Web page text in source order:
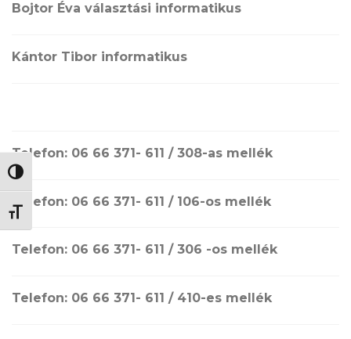
NAGY KONTRASZT VÁLTÁSA
BETŰMÉRET VÁLTÁSA
Bojtor Éva választási informatikus
Kántor Tibor informatikus
Telefon: 06 66 371- 611 / 308-as mellék
Telefon: 06 66 371- 611 / 106-os mellék
Telefon: 06 66 371- 611 / 306 -os mellék
Telefon: 06 66 371- 611 / 410-es mellék